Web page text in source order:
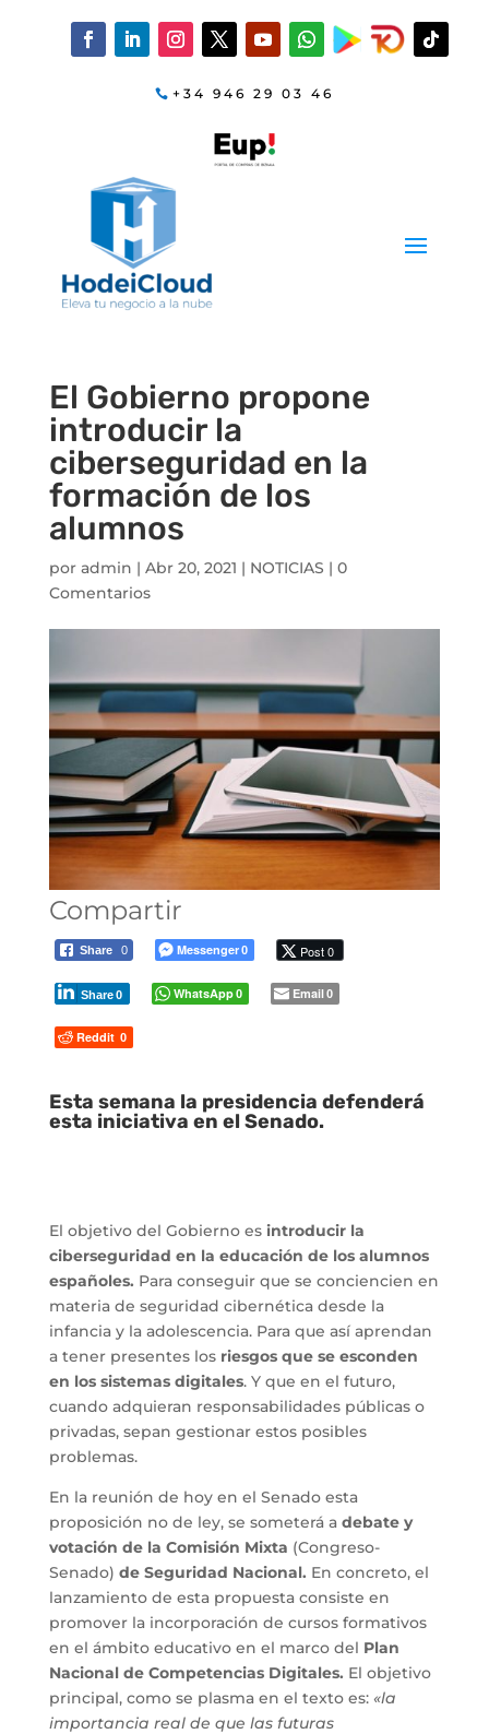
+34 946 29 03 46
El Gobierno propone
introducir la
ciberseguridad en la
formación de los
alumnos
por admin | Abr 20, 2021 | NOTICIAS | 0
Comentarios
Compartir
Share 0 Messenger0 Post 0
Share0 WhatsApp0 Email0
Reddit 0
Esta semana la presidencia defenderá
esta iniciativa en el Senado.
El objetivo del Gobierno esintroducir la
ciberseguridad en la educación de los alumnos
españoles. Para conseguir que se conciencien en
materia de seguridad cibernética desde la
infancia y la adolescencia. Para que así aprendan
a tener presentes losriesgos que se esconden
en los sistemas digitales. Y que en el futuro,
cuando adquieran responsabilidades públicas o
privadas, sepan gestionar estos posibles
problemas.
En la reunión de hoy en el Senado esta
proposición no de ley, se someterá a debate y
votación de la Comisión Mixta (Congreso-
Senado) de Seguridad Nacional. En concreto, el
lanzamiento de esta propuesta consiste en
promover la incorporación de cursos formativos
en el ámbito educativo en el marco del Plan
Nacional de Competencias Digitales. El objetivo
principal, como se plasma en el texto es: «la
importancia real de que las futuras